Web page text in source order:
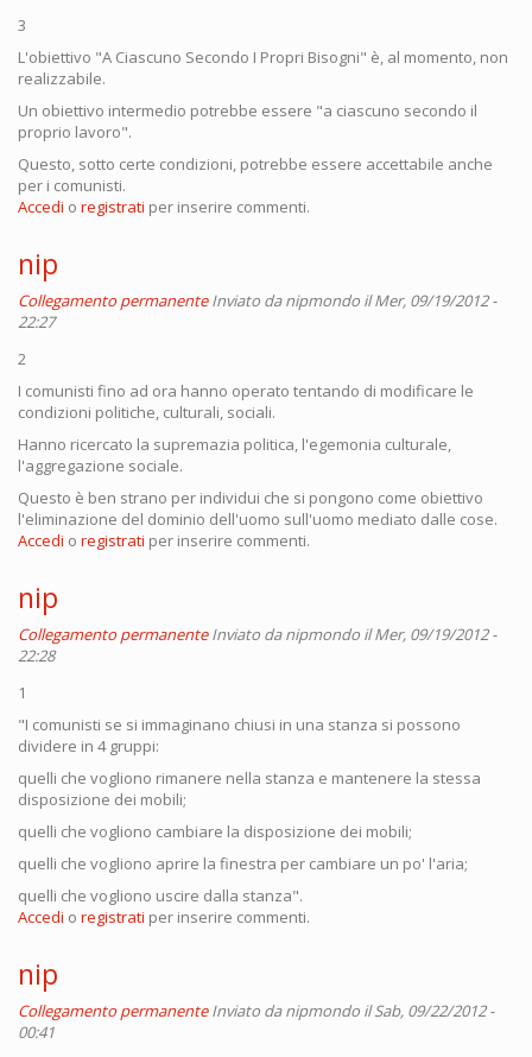
3
L'obiettivo "A Ciascuno Secondo I Propri Bisogni" è, al momento, non
realizzabile.
Un obiettivo intermedio potrebbe essere "a ciascuno secondo il
proprio lavoro".
Questo, sotto certe condizioni, potrebbe essere accettabile anche
per i comunisti.
Accedi o registrati per inserire commenti.
nip
Collegamento permanente Inviato danipmondo il Mer, 09/19/2012 -
22:27
2
I comunisti fino ad ora hanno operato tentando di modificare le
condizioni politiche, culturali, sociali.
Hanno ricercato la supremazia politica, l'egemonia culturale,
l'aggregazione sociale.
Questo è ben strano per individui che si pongono come obiettivo
l'eliminazione del dominio dell'uomo sull'uomo mediato dalle cose.
Accedi o registrati per inserire commenti.
nip
Collegamento permanente Inviato danipmondo il Mer, 09/19/2012 -
22:28
1
"I comunisti se si immaginano chiusi in una stanza si possono
dividere in 4 gruppi:
quelli che vogliono rimanere nella stanza e mantenere la stessa
disposizione dei mobili;
quelli che vogliono cambiare la disposizione dei mobili;
quelli che vogliono aprire la finestra per cambiare un po' l'aria;
quelli che vogliono uscire dalla stanza".
Accedi o registrati per inserire commenti.
nip
Collegamento permanente Inviato danipmondo il Sab, 09/22/2012 -
00:41